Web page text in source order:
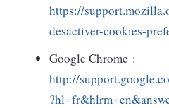
https://
desactiver-cookies-
Google Chrome :
http://